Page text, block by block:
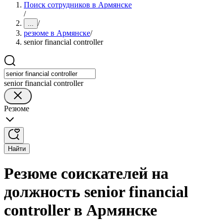
Поиск сотрудников в Армянске
/
... /
резюме в Армянске/
senior financial controller
senior financial controller
Резюме
Найти
Резюме соискателей на
должность senior financial
controller в Армянске